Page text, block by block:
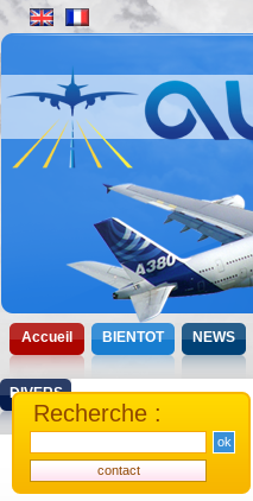
Accueil BIENTOT NEWS
DIVERS
Recherche :